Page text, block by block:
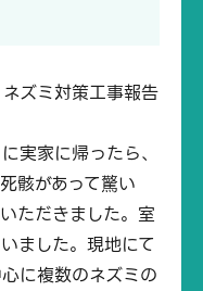
ズミ対策工事報告
実家に帰ったら、
骸があって驚い
ただきました。室
ました。現地にて
に複数のネズミの